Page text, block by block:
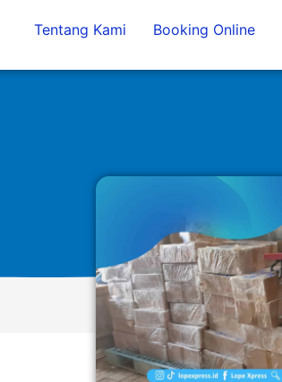
Tentang Kami Booking Online